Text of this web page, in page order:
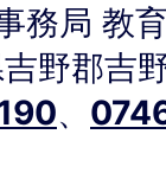
務局 教
野郡吉
、